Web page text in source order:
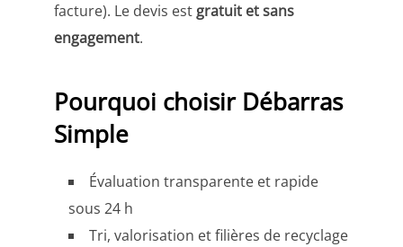
facture). Le devis estgratuit et sans
engagement.
Pourquoi choisir Débarras
Simple
Évaluation transparente et rapide
sous 24 h
Tri, valorisation et filières de recyclage